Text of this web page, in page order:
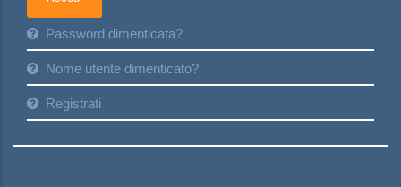
Password dimenticata?
Nome utente dimenticato?
Registrati